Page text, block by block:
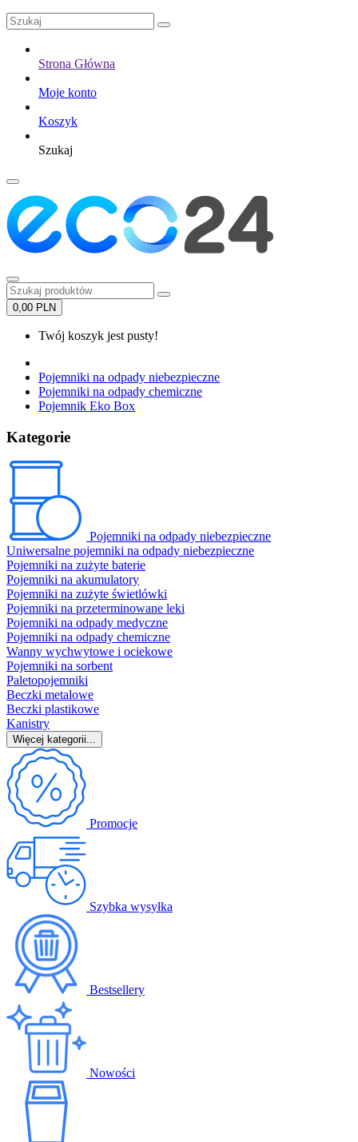
Strona Główna
Moje konto
Koszyk
Szukaj
0,00 PLN
Twój koszyk jest pusty!
Pojemniki na odpady niebezpieczne
Pojemniki na odpady chemiczne
Pojemnik Eko Box
Kategorie
Pojemniki na odpady niebezpieczne
Uniwersalne pojemniki na odpady niebezpieczne
Pojemniki na zużyte baterie
Pojemniki na akumulatory
Pojemniki na zużyte świetlówki
Pojemniki na przeterminowane leki
Pojemniki na odpady medyczne
Pojemniki na odpady chemiczne
Wanny wychwytowe i ociekowe
Pojemniki na sorbent
Paletopojemniki
Beczki metalowe
Beczki plastikowe
Kanistry
Więcej kategorii...
Promocje
Szybka wysyłka
Bestsellery
Nowości